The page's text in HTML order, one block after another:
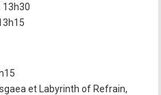
13h30
et Labyrinth of Refrain,